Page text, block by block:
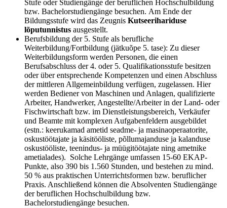
Stufe oder Studiengänge der beruflichen Hochschulbildung
bzw. Bachelorstudiengänge besuchen. Am Ende der
Bildungsstufe wird das Zeugnis Kutseerihariduse
lõputunnistus ausgestellt.
Berufsbildung der 5. Stufe als berufliche
Weiterbildung/Fortbildung (jätkuõpe 5. tase): Zu dieser
Weiterbildungsform werden Personen, die einen
Berufsabschluss der 4. oder 5. Qualifikationsstufe besitzen
oder über entsprechende Kompetenzen und einen Abschluss
der mittleren Allgemeinbildung verfügen, zugelassen. Hier
werden Bediener von Maschinen und Anlagen, qualifizierte
Arbeiter, Handwerker, Angestellte/Arbeiter in der Land- oder
Fischwirtschaft bzw. im Dienstleistungsbereich, Verkäufer
und Beamte mit komplexen Aufgabenfeldern ausgebildet
(estn.: keerukamad ametid seadme- ja masinaoperaatorite,
oskustöötajate ja käsitööliste, põllumajanduse ja kalanduse
oskustööliste, teenindus- ja müügitöötajate ning ametnike
ametialades). Solche Lehrgänge umfassen 15-60 EKAP-
Punkte, also 390 bis 1.560 Stunden, und bestehen zu mind.
50 % aus praktischen Unterrichtsformen bzw. beruflicher
Praxis. Anschließend können die Absolventen Studiengänge
der beruflichen Hochschulbildung bzw.
Bachelorstudiengänge besuchen.